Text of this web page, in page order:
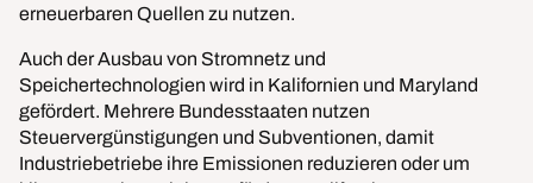
erneuerbaren Quellen zu nutzen.
Auch der Ausbau von Stromnetz und
Speichertechnologien wird in Kalifornien und Maryland
gefördert. Mehrere Bundesstaaten nutzen
Steuervergünstigungen und Subventionen, damit
Industriebetriebe ihre Emissionen reduzieren oder um